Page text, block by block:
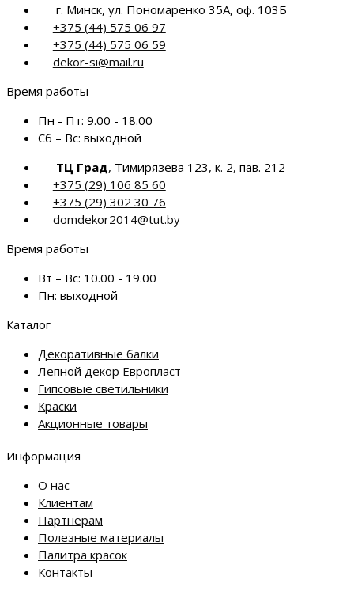
г. Минск, ул. Пономаренко 35А, оф. 103Б
+375 (44) 575 06 97
+375 (44) 575 06 59
dekor-si@mail.ru
Время работы
Пн - Пт: 9.00 - 18.00
Сб – Вс: выходной
ТЦ Град, Тимирязева 123, к. 2, пав. 212
+375 (29) 106 85 60
+375 (29) 302 30 76
domdekor2014@tut.by
Время работы
Вт – Вс: 10.00 - 19.00
Пн: выходной
Каталог
Декоративные балки
Лепной декор Европласт
Гипсовые светильники
Краски
Акционные товары
Информация
О нас
Клиентам
Партнерам
Полезные материалы
Палитра красок
Контакты